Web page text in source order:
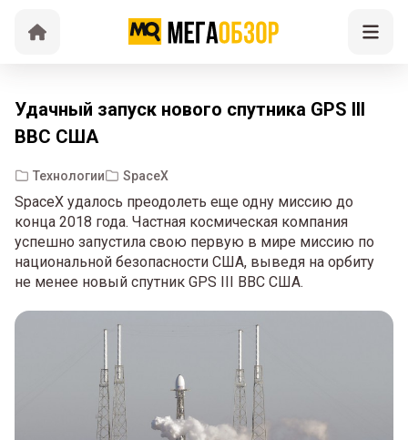
Удачный запуск нового спутника GPS III
ВВС США
Технологии SpaceX
SpaceX удалось преодолеть еще одну миссию до
конца 2018 года. Частная космическая компания
успешно запустила свою первую в мире миссию по
национальной безопасности США, выведя на орбиту
не менее новый спутник GPS III ВВС США.